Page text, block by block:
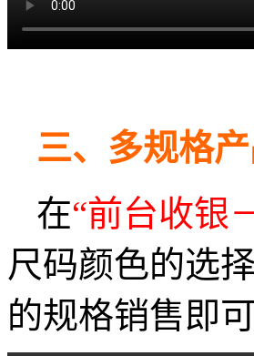
三、多规格
在“前台收银
尺码颜色的选
的规格销售即可